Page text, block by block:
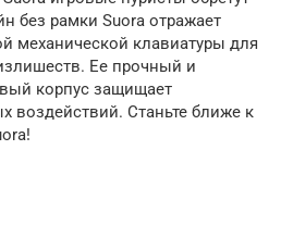
без рамки Suora отражает
механической клавиатуры для
Ее прочный и
корпус защищает
воздействий. Станьте ближе к